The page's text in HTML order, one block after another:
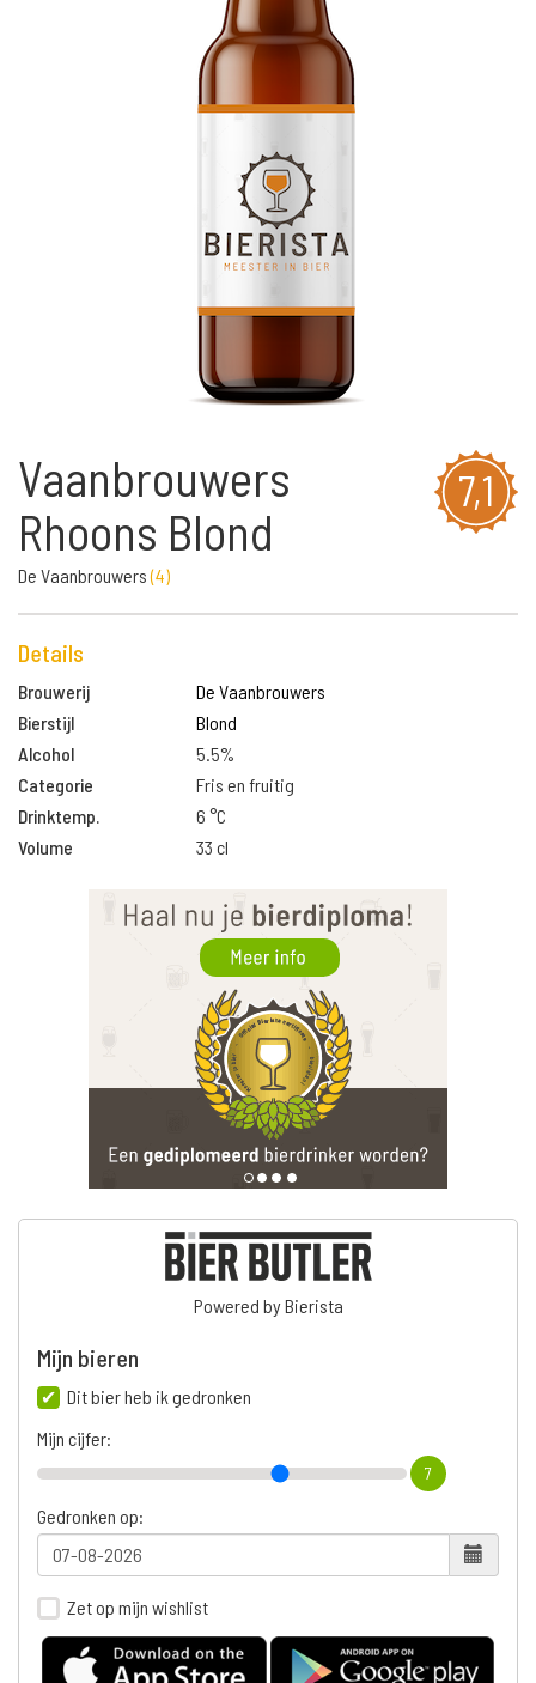
7,1
Vaanbrouwers
Rhoons Blond
De Vaanbrouwers(4)
Details
Brouwerij
De Vaanbrouwers
Bierstijl
Blond
Alcohol
5.5%
Categorie
Fris en fruitig
Drinktemp.
6 °C
Volume
33 cl
Powered by Bierista
Mijn bieren
Dit bier heb ik gedronken
Mijn cijfer:
7
Gedronken op:
Zet op mijn wishlist